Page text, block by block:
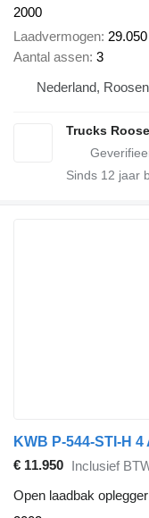
2000
Laadvermogen
Aantal assen 3
Nederland,
Trucks
Sinds 12 jaar
KWB P-544-STI-H
€ 11.950 Inclusief
Open laadbak oplegger